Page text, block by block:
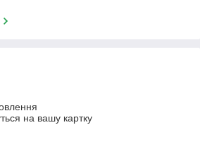
на вашу картку